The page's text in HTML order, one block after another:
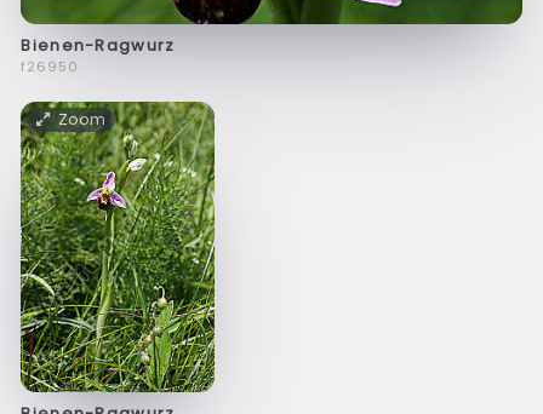
Bienen-Ragwurz
f26950
Zoom